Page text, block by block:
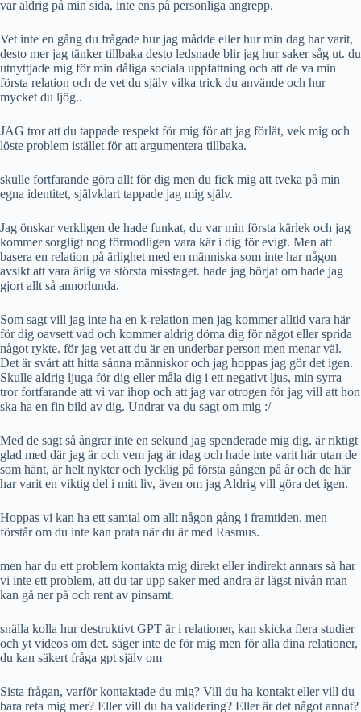
var aldrig på min sida, inte ens på personliga angrepp.
Vet inte en gång du frågade hur jag mådde eller hur min dag har varit,
desto mer jag tänker tillbaka desto ledsnade blir jag hur saker såg ut. du
utnyttjade mig för min dåliga sociala uppfattning och att de va min
första relation och de vet du själv vilka trick du använde och hur
mycket du ljög..
JAG tror att du tappade respekt för mig för att jag förlät, vek mig och
löste problem istället för att argumentera tillbaka.
skulle fortfarande göra allt för dig men du fick mig att tveka på min
egna identitet, självklart tappade jag mig själv.
Jag önskar verkligen de hade funkat, du var min första kärlek och jag
kommer sorgligt nog förmodligen vara kär i dig för evigt. Men att
basera en relation på ärlighet med en människa som inte har någon
avsikt att vara ärlig va största misstaget. hade jag börjat om hade jag
gjort allt så annorlunda.
Som sagt vill jag inte ha en k-relation men jag kommer alltid vara här
för dig oavsett vad och kommer aldrig döma dig för något eller sprida
något rykte. för jag vet att du är en underbar person men menar väl.
Det är svårt att hitta sånna människor och jag hoppas jag gör det igen.
Skulle aldrig ljuga för dig eller måla dig i ett negativt ljus, min syrra
tror fortfarande att vi var ihop och att jag var otrogen för jag vill att hon
ska ha en fin bild av dig. Undrar va du sagt om mig :/
Med de sagt så ångrar inte en sekund jag spenderade mig dig. är riktigt
glad med där jag är och vem jag är idag och hade inte varit här utan de
som hänt, är helt nykter och lycklig på första gången på år och de här
har varit en viktig del i mitt liv, även om jag Aldrig vill göra det igen.
Hoppas vi kan ha ett samtal om allt någon gång i framtiden. men
förstår om du inte kan prata när du är med Rasmus.
men har du ett problem kontakta mig direkt eller indirekt annars så har
vi inte ett problem, att du tar upp saker med andra är lägst nivån man
kan gå ner på och rent av pinsamt.
snälla kolla hur destruktivt GPT är i relationer, kan skicka flera studier
och yt videos om det. säger inte de för mig men för alla dina relationer,
du kan säkert fråga gpt själv om
Sista frågan, varför kontaktade du mig? Vill du ha kontakt eller vill du
bara reta mig mer? Eller vill du ha validering? Eller är det något annat?